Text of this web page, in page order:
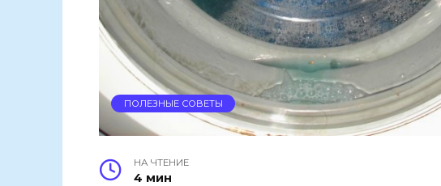
ПОЛЕЗНЫЕ СОВЕТЫ
НА ЧТЕНИЕ
4 мин